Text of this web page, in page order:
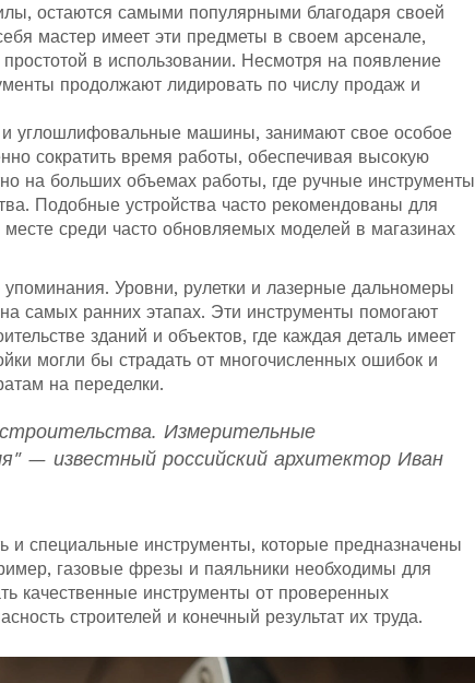
остаются самыми популярными благодаря своей
мастер имеет эти предметы в своем арсенале,
в использовании. Несмотря на появление
продолжают лидировать по числу продаж и
и углошлифовальные машины, занимают свое особое
сократить время работы, обеспечивая высокую
на больших объемах работы, где ручные инструменты
Подобные устройства часто рекомендованы для
среди часто обновляемых моделей в магазинах
Уровни, рулетки и лазерные дальномеры
самых ранних этапах. Эти инструменты помогают
зданий и объектов, где каждая деталь имеет
могли бы страдать от многочисленных ошибок и
на переделки.
Измерительные
— известный российский архитектор Иван
и специальные инструменты, которые предназначены
газовые фрезы и паяльники необходимы для
качественные инструменты от проверенных
строителей и конечный результат их труда.